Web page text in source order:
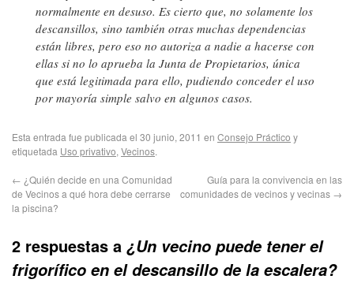
normalmente en desuso. Es cierto que, no solamente los
descansillos, sino también otras muchas dependencias
están libres, pero eso no autoriza a nadie a hacerse con
ellas si no lo aprueba la Junta de Propietarios, única
que está legitimada para ello, pudiendo conceder el uso
por mayoría simple salvo en algunos casos.
Esta entrada fue publicada el 30 junio, 2011 en Consejo Práctico y
etiquetada Uso privativo, Vecinos.
← ¿Quién decide en una Comunidad
de Vecinos a qué hora debe cerrarse
la piscina?
Guía para la convivencia en las
comunidades de vecinos y vecinas →
2 respuestas a ¿Un vecino puede tener el
frigorífico en el descansillo de la escalera?